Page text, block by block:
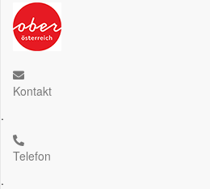
Kontakt
.
Telefon
.